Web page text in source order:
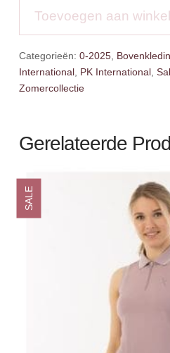
Paddington
Toevoegen aan
Categorieën: 0-2025,
International, PK International,
Zomercollectie
Gerelateerde
SALE